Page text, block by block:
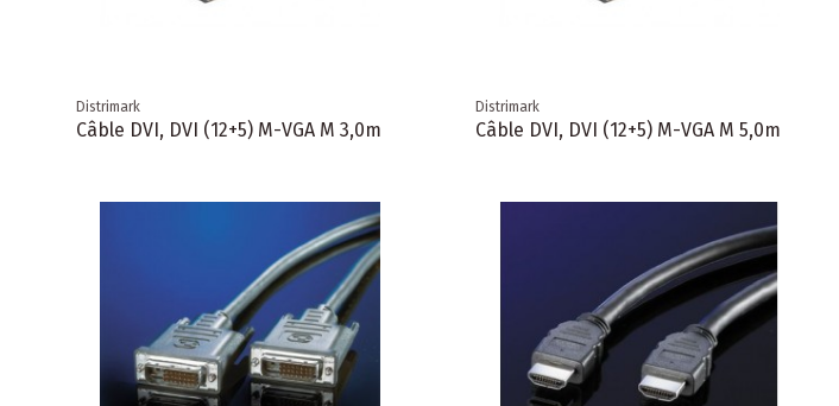
Distrimark
Câble DVI, DVI (12+5) M-VGA M 3,0m
Distrimark
Câble DVI, DVI (12+5) M-VGA M 5,0m